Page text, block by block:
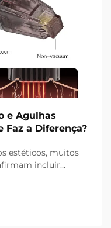
e Agulhas
Faz a Diferença?
estéticos, muitos
incluir
funcionam com